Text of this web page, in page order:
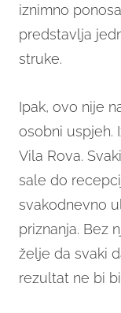
iznimno
predstavlja
struke.
Ipak, ovo nije
osobni uspjeh.
Vila Rova.
sale do
svakodnevno
priznanja. Bez
želje da svaki
rezultat ne bi